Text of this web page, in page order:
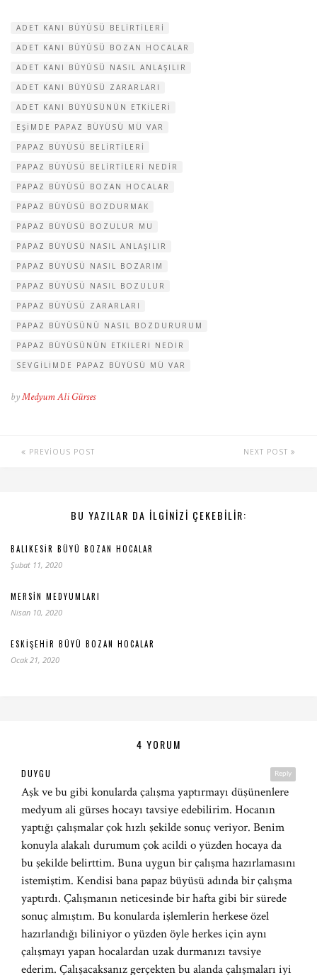
ADET KANI BÜYÜSÜ BELIRTILERI
ADET KANI BÜYÜSÜ BOZAN HOCALAR
ADET KANI BÜYÜSÜ NASIL ANLAŞILIR
ADET KANI BÜYÜSÜ ZARARLARI
ADET KANI BÜYÜSÜNÜN ETKILERI
EŞIMDE PAPAZ BÜYÜSÜ MÜ VAR
PAPAZ BÜYÜSÜ BELIRTILERI
PAPAZ BÜYÜSÜ BELIRTILERI NEDIR
PAPAZ BÜYÜSÜ BOZAN HOCALAR
PAPAZ BÜYÜSÜ BOZDURMAK
PAPAZ BÜYÜSÜ BOZULUR MU
PAPAZ BÜYÜSÜ NASIL ANLAŞILIR
PAPAZ BÜYÜSÜ NASIL BOZARIM
PAPAZ BÜYÜSÜ NASIL BOZULUR
PAPAZ BÜYÜSÜ ZARARLARI
PAPAZ BÜYÜSÜNÜ NASIL BOZDURURUM
PAPAZ BÜYÜSÜNÜN ETKILERI NEDIR
SEVGILIMDE PAPAZ BÜYÜSÜ MÜ VAR
byMedyum Ali Gürses
PREVIOUS POST NEXT POST
BU YAZILAR DA ILGINIZI ÇEKEBILIR:
BALIKESIR BÜYÜ BOZAN HOCALAR
Şubat 11, 2020
MERSIN MEDYUMLARI
Nisan 10, 2020
ESKIŞEHIR BÜYÜ BOZAN HOCALAR
Ocak 21, 2020
4 YORUM
Reply
DUYGU
Aşk ve bu gibi konularda çalışma yaptırmayı düşünenlere
medyum ali gürses hocayı tavsiye edebilirim. Hocanın
yaptığı çalışmalar çok hızlı şekilde sonuç veriyor. Benim
konuyla alakalı durumum çok acildi o yüzden hocaya da
bu şekilde belirttim. Buna uygun bir çalışma hazırlamasını
istemiştim. Kendisi bana papaz büyüsü adında bir çalışma
yaptırdı. Çalışmanın neticesinde bir hafta gibi bir sürede
sonuç almıştım. Bu konularda işlemlerin herkese özel
hazırlandığı biliniyor o yüzden öyle herkes için aynı
çalışmayı yapan hocalardan uzak durmanızı tavsiye
ederim. Çalışacaksanız gerçekten bu alanda çalışmaları iyi